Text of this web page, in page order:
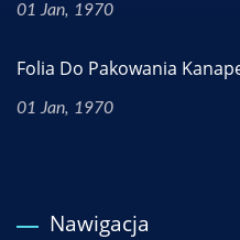
01 Jan, 1970
Folia Do Pakowania
01 Jan, 1970
Nawigacja